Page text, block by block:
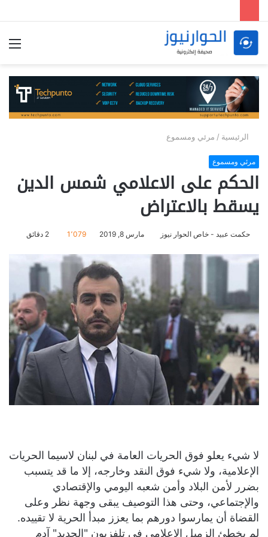
الرئيسية / مرئي ومسموع
مرئي ومسموع
الحكم على الاعلامي شمس الدين
يسقط بالاعتراض
حكمت عبيد - خاص الحوار نيوز مارس 8, 2019 1٬079
لا شيء يعلو فوق الحريات العامة في لبنان لاسيما الحريات
الإعلامية، ولا شيء فوق النقد وخارجه، إلا ما قد يتسبب
بضرر لأمن البلاد وأمن شعبه اليومي والإقتصادي
والإجتماعي، وحتى هذا التوصيف يبقى وجهة نظر وعلى
القضاة أن يمارسوا دورهم بما يعزز مبدأ الحرية لا تقييده.
لم يخطئ الزميل الإعلامي في تلفزيون "الجديد" آدم